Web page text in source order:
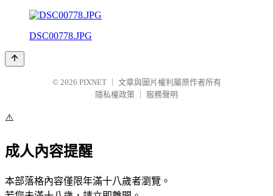
DSC00778.JPG
© 2026 PIXNET
文章與圖片權利屬原作者所有
隱私權政策
服務聲明
⚠️
成人內容提醒
本部落格內容僅限年滿十八歲者瀏覽。